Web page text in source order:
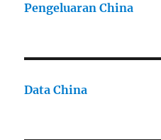
Pengeluaran China
Data China